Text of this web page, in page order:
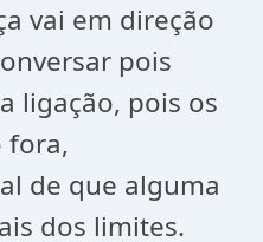
vai em direção
pois
ligação, pois os
fora,
de que alguma
dos limites.